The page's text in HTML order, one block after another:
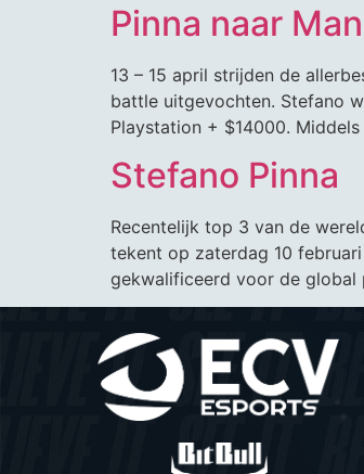
Pinna naar
13 – 15 april strijden de
battle uitgevochten. Stefano
Playstation + $14000.
Stefano Pinna
Recentelijk top 3 van de
tekent op zaterdag 10
gekwalificeerd voor de global